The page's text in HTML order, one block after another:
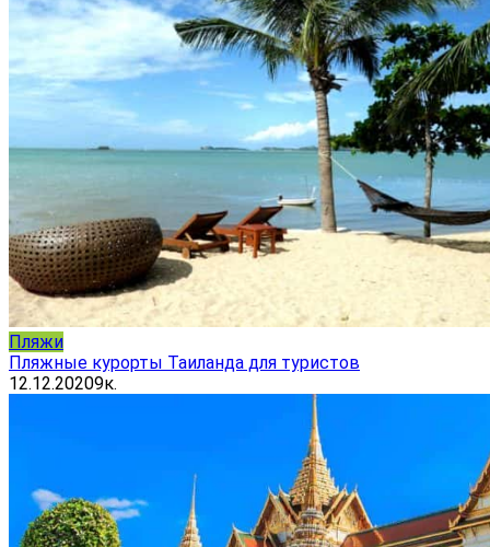
Пляжи
Пляжные курорты Таиланда для туристов
12.12.20209к.